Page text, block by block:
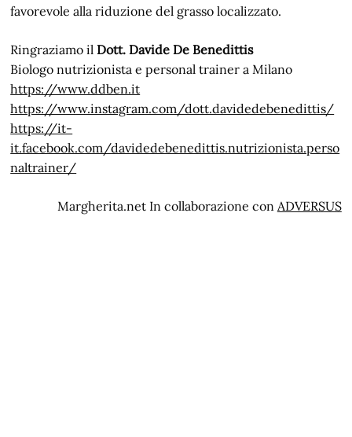
favorevole alla riduzione del grasso localizzato.
Ringraziamo ilDott. Davide De Benedittis
Biologo nutrizionista e personal trainer a Milano
https://www.ddben.it
https://www.instagram.com/dott.davidedebenedittis/
https://it-
it.facebook.com/davidedebenedittis.nutrizionista.perso
naltrainer/
Margherita.net In collaborazione con ADVERSUS